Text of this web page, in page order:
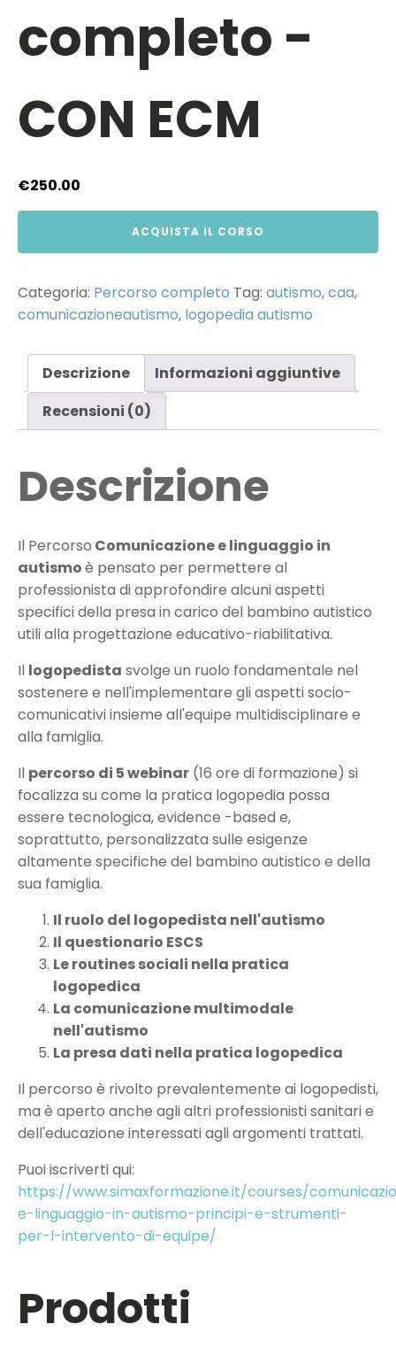
completo -
CON ECM
€250.00
ACQUISTA IL CORSO
Categoria: Percorso completo Tag: autismo,caa,
comunicazioneautismo, logopedia autismo
Descrizione
Informazioni aggiuntive
Recensioni (0)
Descrizione
Il Percorso Comunicazione e linguaggio in
autismoè pensato per permettere al
professionista di approfondire alcuni aspetti
specifici della presa in carico del bambino autistico
utili alla progettazione educativo-riabilitativa.
Il logopedista svolge un ruolo fondamentale nel
sostenere e nell'implementare gli aspetti socio-
comunicativi insieme all'equipe multidisciplinare e
alla famiglia.
Il percorso di 5 webinar (16 ore di formazione) si
focalizza su come la pratica logopedia possa
essere tecnologica, evidence -based e,
soprattutto, personalizzata sulle esigenze
altamente specifiche del bambino autistico e della
sua famiglia.
Il ruolo del logopedista nell'autismo
Il questionario ESCS
Le routines sociali nella pratica
logopedica
La comunicazione multimodale
nell'autismo
La presa dati nella pratica logopedica
Il percorso è rivolto prevalentemente ai logopedisti,
ma è aperto anche agli altri professionisti sanitari e
dell'educazione interessati agli argomenti trattati.
Puoi iscriverti qui:
https://www.simaxformazione.it/courses/
e-linguaggio-in-autismo-principi-e-strumenti-
per-l-intervento-di-equipe/
Prodotti